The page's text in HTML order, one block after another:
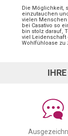
Die Möglichkeit,
einzutauchen
vielen Menschen
bei Casativo so
bin stolz darauf,
viel Leidenschaft
Wohlfühloase zu